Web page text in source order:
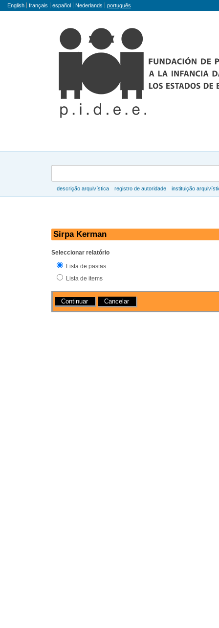
Idioma
English français español Nederlands português
descrição arquivística registro de autoridade instituição
Sirpa Kerman
Seleccionar relatório
Lista de pastas
Lista de items
Acções Cancelar